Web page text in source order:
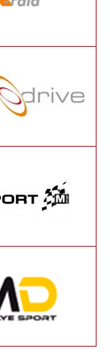
o seu
e
experiência